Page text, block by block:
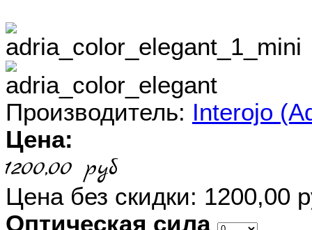
Производитель: Interojo
Цена:
1200,00 руб
Цена без скидки: 1200,00
Оптическая сила